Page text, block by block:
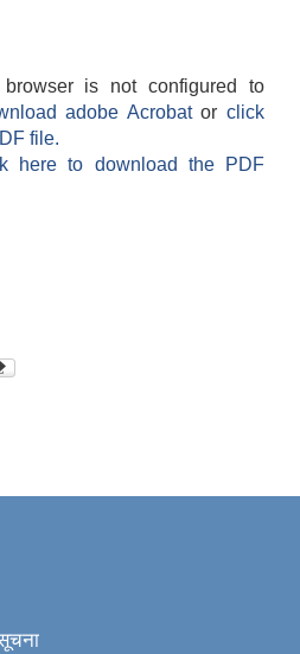
is not configured to
adobe Acrobatorclick
file.
here to download the PDF